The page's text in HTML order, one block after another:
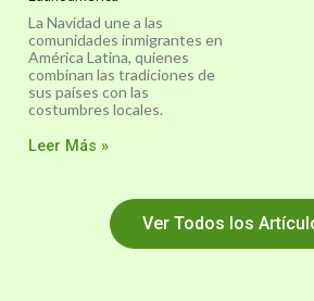
La Navidad une a las
comunidades inmigrantes en
América Latina, quienes
combinan las tradiciones de
sus países con las
costumbres locales.
Leer Más »
Ver Todos los